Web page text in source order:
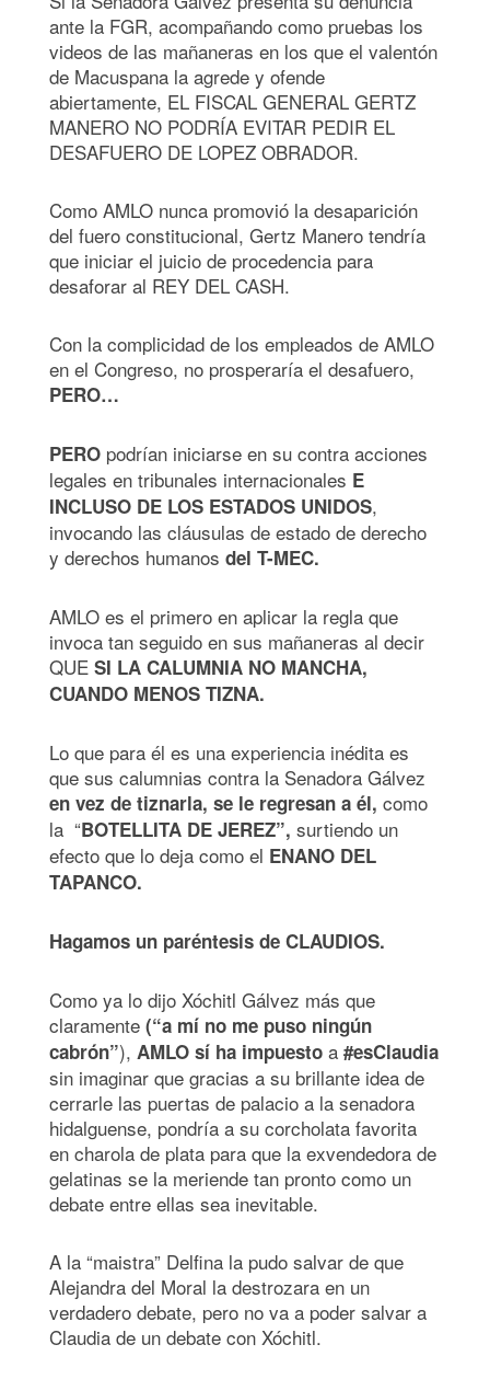
ante la FGR, acompañando como pruebas los
videos de las mañaneras en los que el valentón
de Macuspana la agrede y ofende
abiertamente, EL FISCAL GENERAL GERTZ
MANERO NO PODRÍA EVITAR PEDIR EL
DESAFUERO DE LOPEZ OBRADOR.
Como AMLO nunca promovió la desaparición
del fuero constitucional, Gertz Manero tendría
que iniciar el juicio de procedencia para
desaforar al REY DEL CASH.
Con la complicidad de los empleados de AMLO
en el Congreso, no prosperaría el desafuero,
PERO…
PERO podrían iniciarse en su contra acciones
legales en tribunales internacionales E
INCLUSO DE LOS ESTADOS UNIDOS,
invocando las cláusulas de estado de derecho
y derechos humanos del T-MEC.
AMLO es el primero en aplicar la regla que
invoca tan seguido en sus mañaneras al decir
QUE SI LA CALUMNIA NO MANCHA,
CUANDO MENOS TIZNA.
Lo que para él es una experiencia inédita es
que sus calumnias contra la Senadora Gálvez
en vez de tiznarla, se le regresan a él, como
la “BOTELLITA DE JEREZ”, surtiendo un
efecto que lo deja como el ENANO DEL
TAPANCO.
Hagamos un paréntesis de CLAUDIOS.
Como ya lo dijo Xóchitl Gálvez más que
claramente (“a mí no me puso ningún
cabrón”), AMLO sí ha impuesto a #esClaudia
sin imaginar que gracias a su brillante idea de
cerrarle las puertas de palacio a la senadora
hidalguense, pondría a su corcholata favorita
en charola de plata para que la exvendedora de
gelatinas se la meriende tan pronto como un
debate entre ellas sea inevitable.
A la “maistra” Delfina la pudo salvar de que
Alejandra del Moral la destrozara en un
verdadero debate, pero no va a poder salvar a
Claudia de un debate con Xóchitl.